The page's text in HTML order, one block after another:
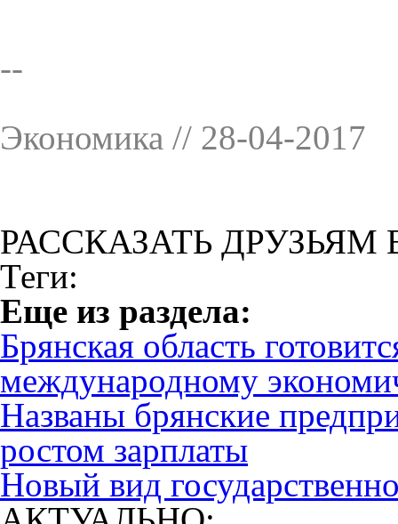
--
Экономика // 28-04-2017
РАССКАЗАТЬ ДРУЗЬЯМ
Теги:
Eще из раздела:
Брянская область
международному
Названы брянские
ростом зарплаты
Новый вид